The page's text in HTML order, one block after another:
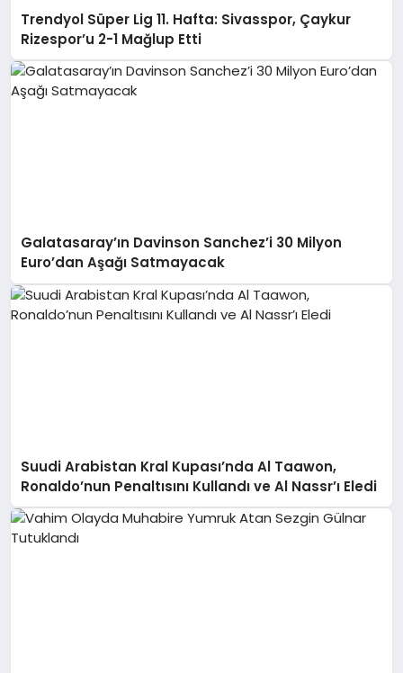
Trendyol Süper Lig 11. Hafta: Sivasspor, Çaykur
Rizespor’u 2-1 Mağlup Etti
Galatasaray’ın Davinson Sanchez’i 30 Milyon
Euro’dan Aşağı Satmayacak
Suudi Arabistan Kral Kupası’nda Al Taawon,
Ronaldo’nun Penaltısını Kullandı ve Al Nassr’ı Eledi